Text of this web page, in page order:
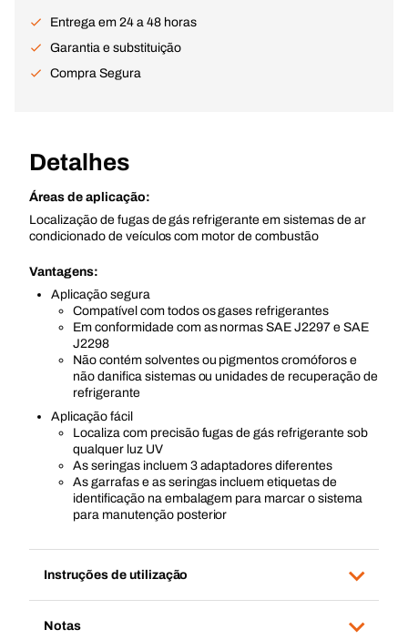
Entrega em 24 a 48 horas
Garantia e substituição
Compra Segura
Detalhes
Áreas de aplicação:
Localização de fugas de gás refrigerante em sistemas de ar
condicionado de veículos com motor de combustão
Vantagens:
Aplicação segura
Compatível com todos os gases refrigerantes
Em conformidade com as normas SAE J2297 e SAE
J2298
Não contém solventes ou pigmentos cromóforos e
não danifica sistemas ou unidades de recuperação de
refrigerante
Aplicação fácil
Localiza com precisão fugas de gás refrigerante sob
qualquer luz UV
As seringas incluem 3 adaptadores diferentes
As garrafas e as seringas incluem etiquetas de
identificação na embalagem para marcar o sistema
para manutenção posterior
Instruções de utilização
Notas